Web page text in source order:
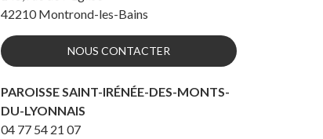
42210 Montrond-les-Bains
NOUS CONTACTER
PAROISSE SAINT-IRÉNÉE-DES-MONTS-
DU-LYONNAIS
04 77 54 21 07